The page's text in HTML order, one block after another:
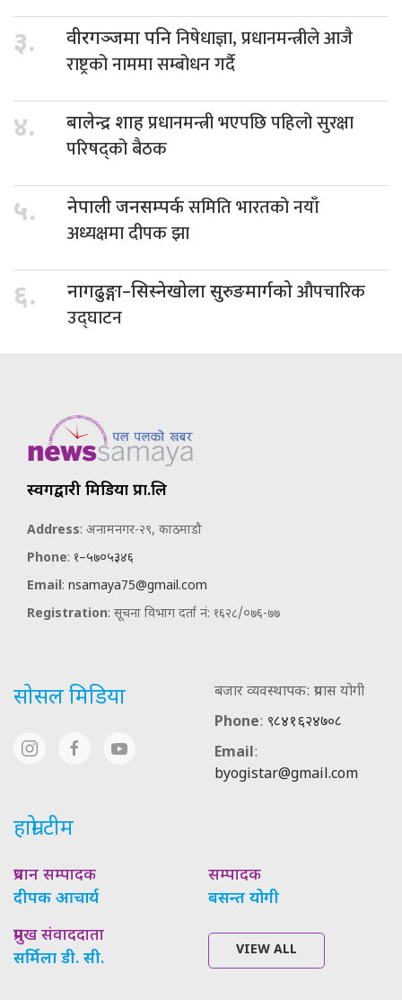
३. वीरगञ्जमा पनिनिषेधाज्ञा, प्रधानमन्त्रीले आजै
राष्ट्रको नाममा सम्बोधन गर्दै
४. बालेन्द्र शाहप्रधानमन्त्री भएपछि पहिलो सुरक्षा
परिषद्को बैठक
५. नेपाली जनसम्पर्कसमिति भारतको नयाँ
अध्यक्षमा दीपक झा
६. नागढुङ्गा–सिस्नेखोला सुरुङमार्गकोऔपचारिक
उद्घाटन
स्वर्गद्वारी मिडिया प्रा.लि
Address: अनामनगर-२९, काठमाडौ
Phone: १–५७०५३४६
Email: nsamaya75@gmail.com
Registration: सूचना विभाग दर्ता नं: १६२८/०७६-७७
सोसल मिडिया
बजार व्यवस्थापक: प्रयास योगी
Phone: ९८४१६२४७०८
Email:
byogistar@gmail.com
हाम्रो टीम
प्रधान सम्पादक
दीपक आचार्य
सम्पादक
बसन्त योगी
प्रमुख संवाददाता
सर्मिला डी. सी.
VIEW ALL